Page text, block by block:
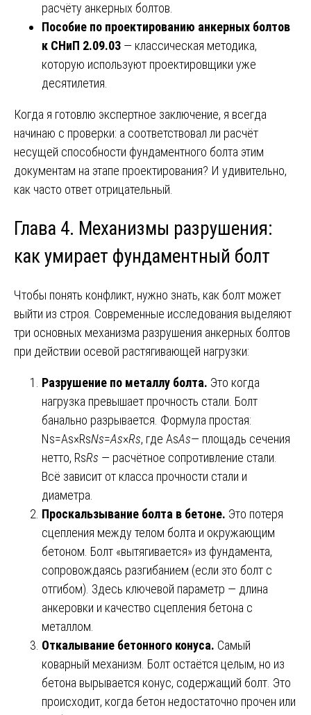
расчёту анкерных болтов.
Пособие по проектированию анкерных болтов
к СНиП 2.09.03 — классическая методика,
которую используют проектировщики уже
десятилетия.
Когда я готовлю экспертное заключение, я всегда
начинаю с проверки: а соответствовал ли расчёт
несущей способности фундаментного болта этим
документам на этапе проектирования? И удивительно,
как часто ответ отрицательный.
Глава 4. Механизмы разрушения:
как умирает фундаментный болт
Чтобы понять конфликт, нужно знать, как болт может
выйти из строя. Современные исследования выделяют
три основных механизма разрушения анкерных болтов
при действии осевой растягивающей нагрузки:
Разрушение по металлу болта. Это когда
нагрузка превышает прочность стали. Болт
банально разрывается. Формула простая:
Ns=As×RsNs​=As​×Rs​, где AsAs​— площадь сечения
нетто, RsRs ​ — расчётное сопротивление стали.
Всё зависит от класса прочности стали и
диаметра.
Проскальзывание болта в бетоне. Это потеря
сцепления между телом болта и окружающим
бетоном. Болт «вытягивается» из фундамента,
сопровождаясь разгибанием (если это болт с
отгибом). Здесь ключевой параметр — длина
анкеровки и качество сцепления бетона с
металлом.
Откалывание бетонного конуса. Самый
коварный механизм. Болт остаётся целым, но из
бетона вырывается конус, содержащий болт. Это
происходит, когда бетон недостаточно прочен или